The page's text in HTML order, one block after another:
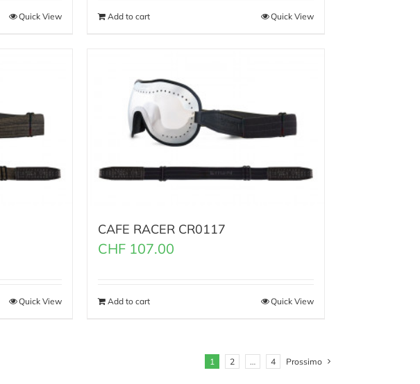
Quick View Add to cart Quick View
Quick View
CAFE RACER CR0117
CHF107.00
Add to cart Quick View
1 2 … 4 Prossimo